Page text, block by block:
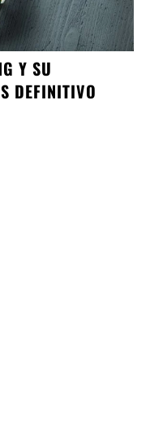
Y SU
DEFINITIVO